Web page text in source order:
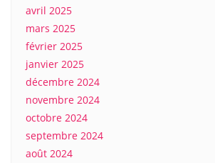
avril 2025
mars 2025
février 2025
janvier 2025
décembre 2024
novembre 2024
octobre 2024
septembre 2024
août 2024